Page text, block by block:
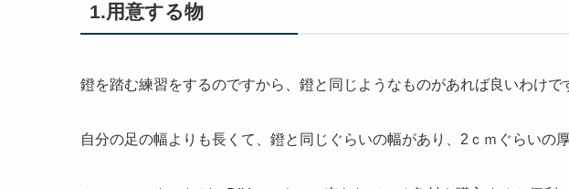
1.用意する物
鐙を踏む練習をするのですから、鐙と同じようなものがあれば良いわけで
自分の足の幅よりも長くて、鐙と同じぐらいの幅があり、2ｃｍぐらいの